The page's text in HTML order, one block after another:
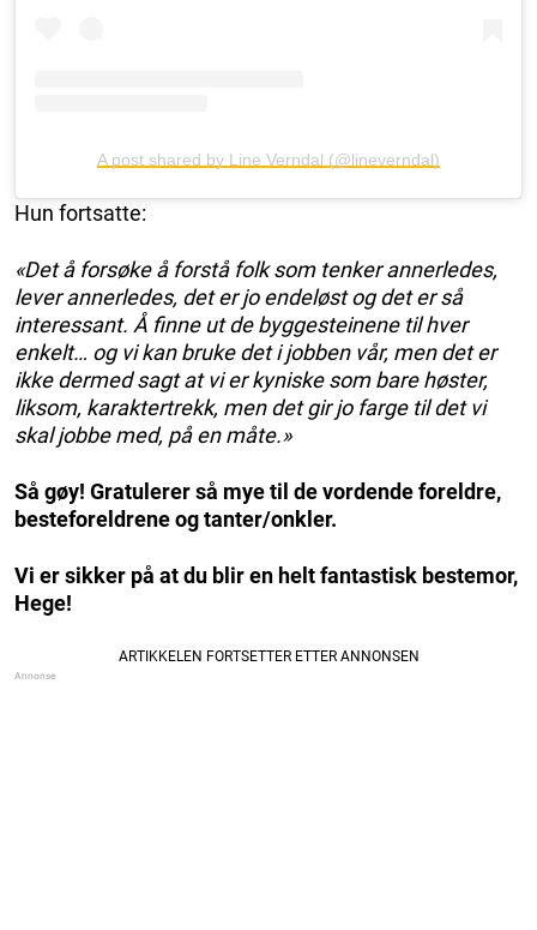
A post shared by Line Verndal (@lineverndal)
Hun fortsatte:
«Det å forsøke å forstå folk som tenker annerledes,
lever annerledes, det er jo endeløst og det er så
interessant. Å finne ut de byggesteinene til hver
enkelt… og vi kan bruke det i jobben vår, men det er
ikke dermed sagt at vi er kyniske som bare høster,
liksom, karaktertrekk, men det gir jo farge til det vi
skal jobbe med, på en måte.»
Så gøy! Gratulerer så mye til de vordende foreldre,
besteforeldrene og tanter/onkler.
Vi er sikker på at du blir en helt fantastisk bestemor,
Hege!